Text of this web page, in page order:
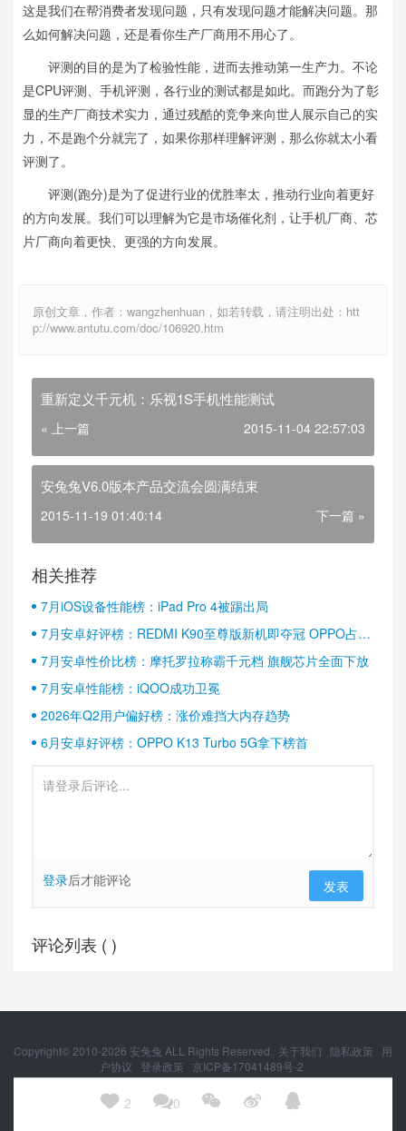
这是我们在帮消费者发现问题，只有发现问题才能解决问题。那
么如何解决问题，还是看你生产厂商用不用心了。
评测的目的是为了检验性能，进而去推动第一生产力。不论
是CPU评测、手机评测，各行业的测试都是如此。而跑分为了彰
显的生产厂商技术实力，通过残酷的竞争来向世人展示自己的实
力，不是跑个分就完了，如果你那样理解评测，那么你就太小看
评测了。
评测(跑分)是为了促进行业的优胜率太，推动行业向着更好
的方向发展。我们可以理解为它是市场催化剂，让手机厂商、芯
片厂商向着更快、更强的方向发展。
原创文章，作者：wangzhenhuan，如若转载，请注明出处：htt
p://www.antutu.com/doc/106920.htm
 2 0   
重新定义千元机：乐视1S手机性能测试
« 上一篇 2015-11-04 22:57:03
安兔兔V6.0版本产品交流会圆满结束
2015-11-19 01:40:14 下一篇 »
相关推荐
7月iOS设备性能榜：iPad Pro 4被踢出局
7月安卓好评榜：REDMI K90至尊版新机即夺冠 OPPO占据
半壁江山
7月安卓性价比榜：摩托罗拉称霸千元档 旗舰芯片全面下放
7月安卓性能榜：iQOO成功卫冕
2026年Q2用户偏好榜：涨价难挡大内存趋势
6月安卓好评榜：OPPO K13 Turbo 5G拿下榜首
登录后才能评论 发表
评论列表 ( )
Copyright© 2010-2026 安兔兔 ALL Rights Reserved. 关于我们 隐私政策
用
户协议
登录政策
京ICP备17041489号-2
京公网安备 11010502054377号